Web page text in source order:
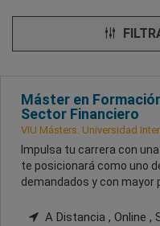
Máster en
Sector Financiero
VIU Másters. Universidad
Impulsa tu carrera con
te posicionará como uno
demandados y con mayor
A Distancia , Online ,